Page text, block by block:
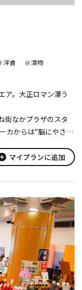
洋食
漬物
ア。大正ロマン漂う
街なかプラザのスタ
カからは”脳にやさし
マイプランに追加